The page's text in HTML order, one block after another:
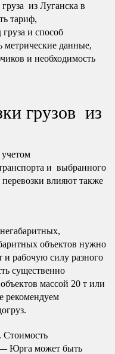
груза из Луганска в
тариф,
и способ
метрические данные,
и необходимость
грузов из
и выбранного
влияют также
объектов нужно
и рабочую силу разного
существенно
массой 20 т или
рекомендуем
Стоимость
— Юрга может быть